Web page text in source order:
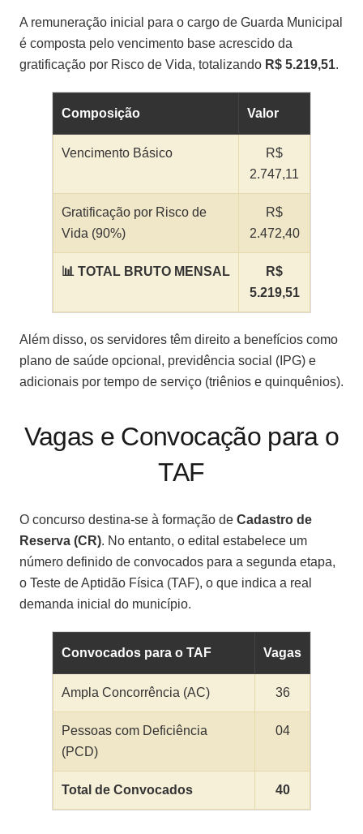
A remuneração inicial para o cargo de Guarda Municipal
é composta pelo vencimento base acrescido da
gratificação por Risco de Vida, totalizando R$ 5.219,51.
Composição Valor
Vencimento Básico
R$
2.747,11
Gratificação por Risco de
Vida (90%)
R$
2.472,40
📊 TOTAL BRUTO MENSAL
R$
5.219,51
Além disso, os servidores têm direito a benefícios como
plano de saúde opcional, previdência social (IPG) e
adicionais por tempo de serviço (triênios e quinquênios).
Vagas e Convocação para o
TAF
O concurso destina-se à formação de Cadastro de
Reserva (CR). No entanto, o edital estabelece um
número definido de convocados para a segunda etapa,
o Teste de Aptidão Física (TAF), o que indica a real
demanda inicial do município.
Convocados para o TAF Vagas
Ampla Concorrência (AC) 36
Pessoas com Deficiência
(PCD)
04
Total de Convocados 40